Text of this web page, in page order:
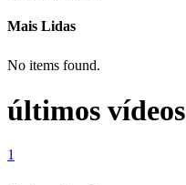
Mais Lidas
No items found.
últimos vídeos
1